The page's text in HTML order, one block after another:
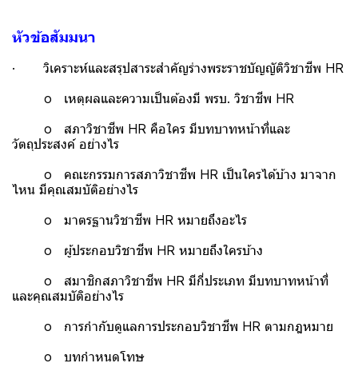
หัวข้อสัมมนา
· วิเคราะห์และสรุปสาระสำคัญร่างพระราชบัญญัติวิชาชีพ HR
o เหตุผลและความเป็นต้องมี พรบ. วิชาชีพ HR
o สภาวิชาชีพ HR คือใคร มีบทบาทหน้าที่และ
วัตถุประสงค์ อย่างไร
o คณะกรรมการสภาวิชาชีพ HR เป็นใครได้บ้าง มาจาก
ไหน มีคุณสมบัติอย่างไร
o มาตรฐานวิชาชีพ HR หมายถึงอะไร
o ผู้ประกอบวิชาชีพ HR หมายถึงใครบ้าง
o สมาชิกสภาวิชาชีพ HR มีกี่ประเภท มีบทบาทหน้าที่
และคุณสมบัติอย่างไร
o การกำกับดูแลการประกอบวิชาชีพ HR ตามกฎหมาย
o บทกำหนดโทษ